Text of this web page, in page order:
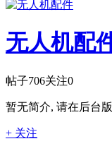
无人机配
帖子706关注0
暂无简介, 请在后台
+ 关注